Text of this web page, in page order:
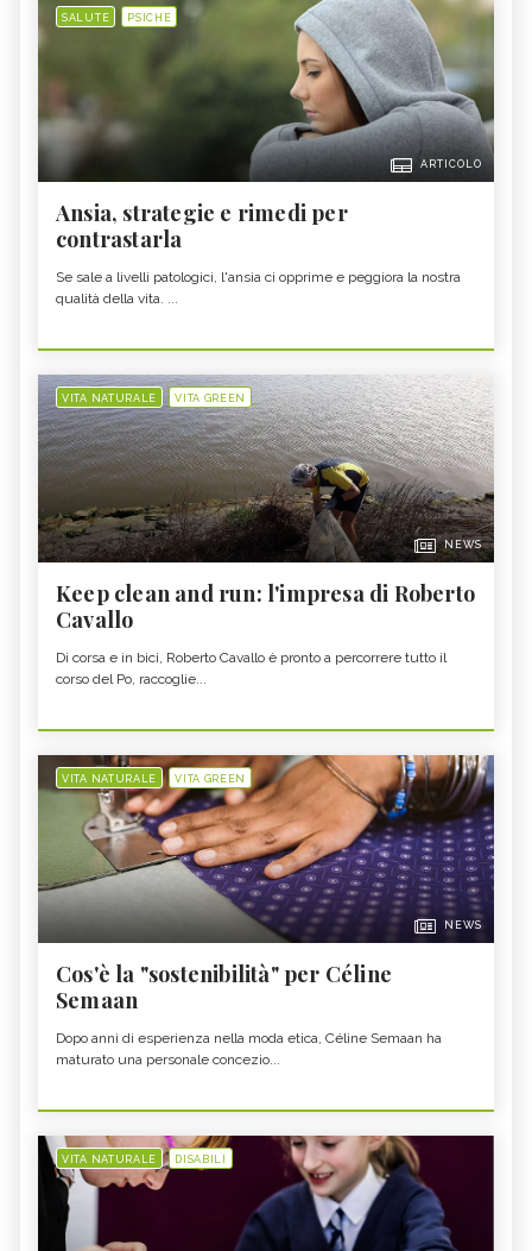
SALUTE PSICHE
ARTICOLO
Ansia, strategie e rimedi per
contrastarla
Se sale a livelli patologici, l'ansia ci opprime e peggiora la nostra
qualità della vita. ...
VITA NATURALE VITA GREEN
NEWS
Keep clean and run: l'impresa di Roberto
Cavallo
Di corsa e in bici, Roberto Cavallo è pronto a percorrere tutto il
corso del Po, raccoglie...
VITA NATURALE VITA GREEN
NEWS
Cos'è la "sostenibilità" per Céline
Semaan
Dopo anni di esperienza nella moda etica, Céline Semaan ha
maturato una personale concezio...
VITA NATURALE DISABILI